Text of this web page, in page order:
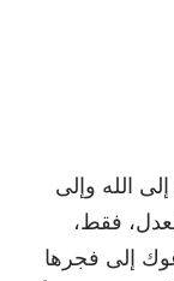
الله وإلى
فقط،
إلى فجرها